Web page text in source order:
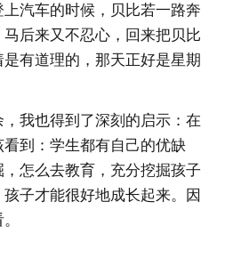
汽车的时候，贝比若一路奔
后来又不忍心，回来把贝比
有道理的，那天正好是星期
我也得到了深刻的启示：在
到：学生都有自己的优缺
怎么去教育，充分挖掘孩子
子才能很好地成长起来。因